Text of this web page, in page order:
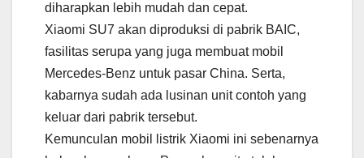
diharapkan lebih mudah dan cepat.
Xiaomi SU7 akan diproduksi di pabrik BAIC,
fasilitas serupa yang juga membuat mobil
Mercedes-Benz untuk pasar China. Serta,
kabarnya sudah ada lusinan unit contoh yang
keluar dari pabrik tersebut.
Kemunculan mobil listrik Xiaomi ini sebenarnya